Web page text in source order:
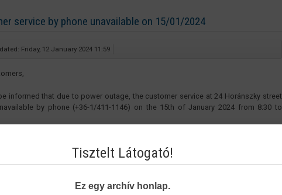
service by phone unavailable on 15/01/2024
Friday, 12 January 2024 11:59
informed that due to power outage, the customer service at 24 Horánszky street
by phone (+36-1/411-1146) on the 15th of January 2024 from 8:30 to
General for Hospitals
of Human Resources Development
Tisztelt Látogató!
Ez egy archív honlap.